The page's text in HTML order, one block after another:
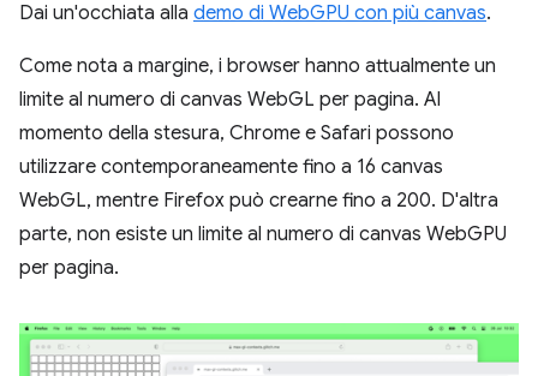
Dai un'occhiata alla demo di WebGPU con più canvas.
Come nota a margine, i browser hanno attualmente un
limite al numero di canvas WebGL per pagina. Al
momento della stesura, Chrome e Safari possono
utilizzare contemporaneamente fino a 16 canvas
WebGL, mentre Firefox può crearne fino a 200. D'altra
parte, non esiste un limite al numero di canvas WebGPU
per pagina.